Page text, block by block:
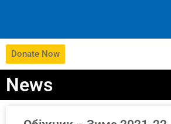
Donate Now
News